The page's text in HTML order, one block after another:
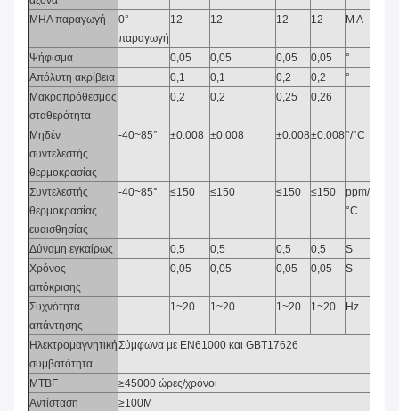
ΜΗΑ παραγωγή
0°
παραγωγή
12 12 12 12 Μ Α
Ψήφισμα 0,05 0,05 0,05 0,05
°
Απόλυτη ακρίβεια
0,1 0,1 0,2 0,2
°
Μακροπρόθεσμος
σταθερότητα
0,2 0,2 0,25 0,26
Μηδέν
συντελεστής
θερμοκρασίας
-40~85° ±0.008 ±0.008 ±0.008±0.008°/°C
Συντελεστής
θερμοκρασίας
ευαισθησίας
-40~85° ≤150 ≤150 ≤150 ≤150
ppm/
°C
Δύναμη εγκαίρως 0,5 0,5 0,5 0,5
S
Χρόνος
απόκρισης
0,05 0,05 0,05 0,05 S
Συχνότητα
απάντησης
1~20 1~20 1~20 1~20 Hz
Ηλεκτρομαγνητική
συμβατότητα
Σύμφωνα με EN61000 και GBT17626
MTBF
≥45000 ώρες/χρόνοι
Αντίσταση
≥100M